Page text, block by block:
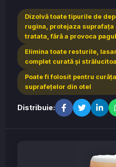
Dizolvă toate tipurile de
rugina, protejaza suprafaţa
tratata, fără a provoca
Elimina toate resturile,
complet curată şi
Poate fi folosit pentru
suprafeţelor din otel
Distribuie: